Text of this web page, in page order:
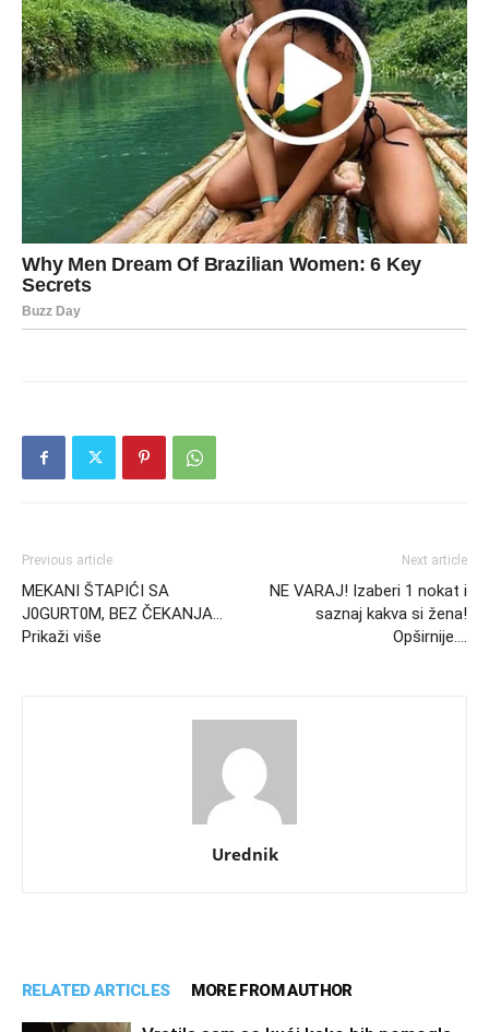
Previous article
MEKANI ŠTAPIĆI SA
J0GURT0M, BEZ ČEKANJA…
Prikaži više
Next article
NE VARAJ! Izaberi 1 nokat i
saznaj kakva si žena!
Opširnije….
Urednik
RELATED ARTICLES MORE FROM AUTHOR